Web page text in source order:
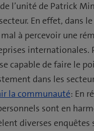
l’unité de Patrick
En effet, dans
à percevoir une
internationales.
capable de faire le
dans les
la communauté: En
sont en
diverses